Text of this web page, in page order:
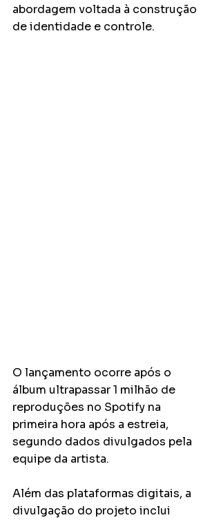
abordagem voltada à construção
de identidade e controle.
O lançamento ocorre após o
álbum ultrapassar 1 milhão de
reproduções no Spotify na
primeira hora após a estreia,
segundo dados divulgados pela
equipe da artista.
Além das plataformas digitais, a
divulgação do projeto inclui